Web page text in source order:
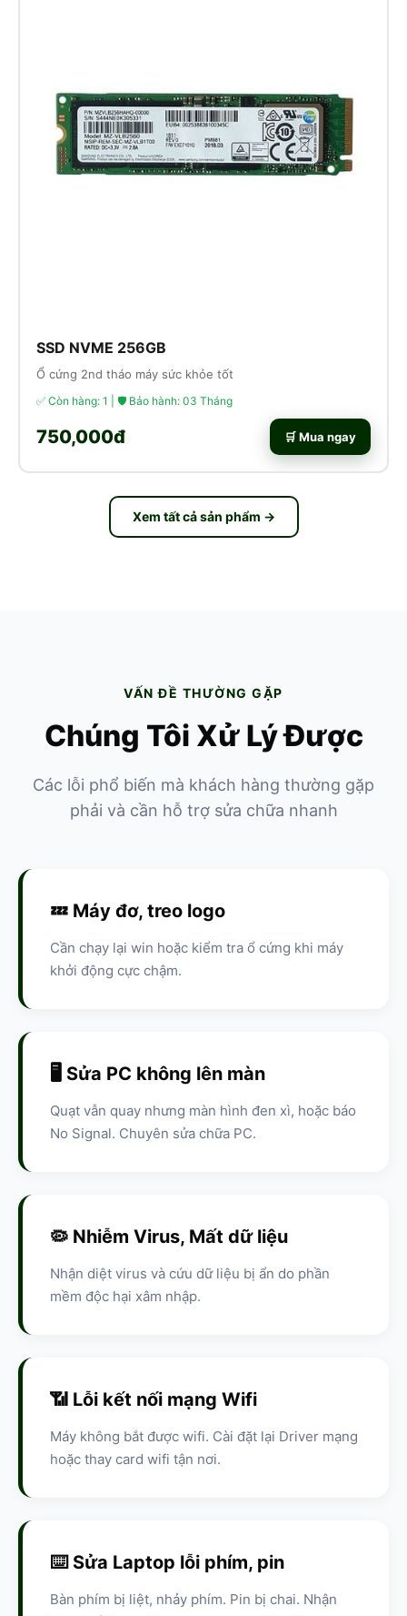
SSD NVME 256GB
Ổ cứng 2nd tháo máy sức khỏe tốt
✅ Còn hàng: 1 | 🛡 Bảo hành: 03 Tháng
750,000đ 🛒 Mua ngay
Xem tất cả sản phẩm →
VẤN ĐỀ THƯỜNG GẶP
Chúng Tôi Xử Lý Được
Các lỗi phổ biến mà khách hàng thường gặp
phải và cần hỗ trợ sửa chữa nhanh
💤 Máy đơ, treo logo
Cần chạy lại win hoặc kiểm tra ổ cứng khi máy
khởi động cực chậm.
🖥️ Sửa PC không lên màn
Quạt vẫn quay nhưng màn hình đen xì, hoặc báo
No Signal. Chuyên sửa chữa PC.
🦠 Nhiễm Virus, Mất dữ liệu
Nhận diệt virus và cứu dữ liệu bị ẩn do phần
mềm độc hại xâm nhập.
📶 Lỗi kết nối mạng Wifi
Máy không bắt được wifi. Cài đặt lại Driver mạng
hoặc thay card wifi tận nơi.
⌨️ Sửa Laptop lỗi phím, pin
Bàn phím bị liệt, nhảy phím. Pin bị chai. Nhận